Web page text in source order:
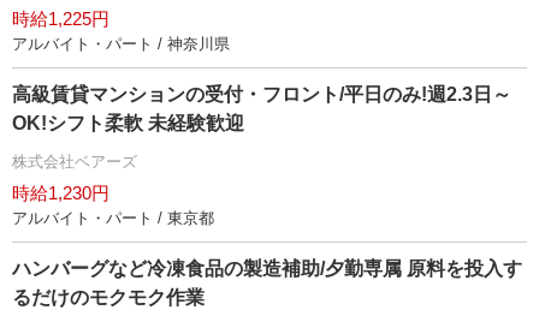
時給1,225円
アルバイト・パート / 神奈川県
高級賃貸マンションの受付・フロント/平日のみ!週2.3日～
OK!シフト柔軟 未経験歓迎
株式会社ベアーズ
時給1,230円
アルバイト・パート / 東京都
ハンバーグなど冷凍食品の製造補助/夕勤専属 原料を投入す
るだけのモクモク作業